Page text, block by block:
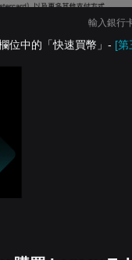
輸入銀行
位中的「快速買幣」- [第